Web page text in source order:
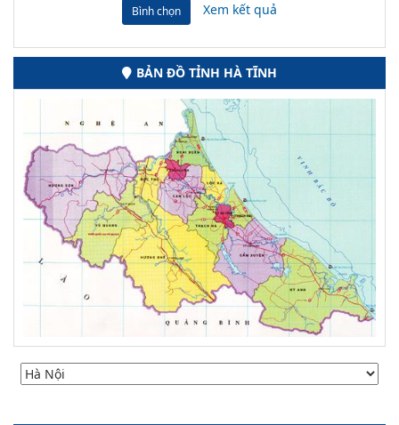
Bình chọn Xem kết quả
BẢN ĐỒ TỈNH HÀ TĨNH